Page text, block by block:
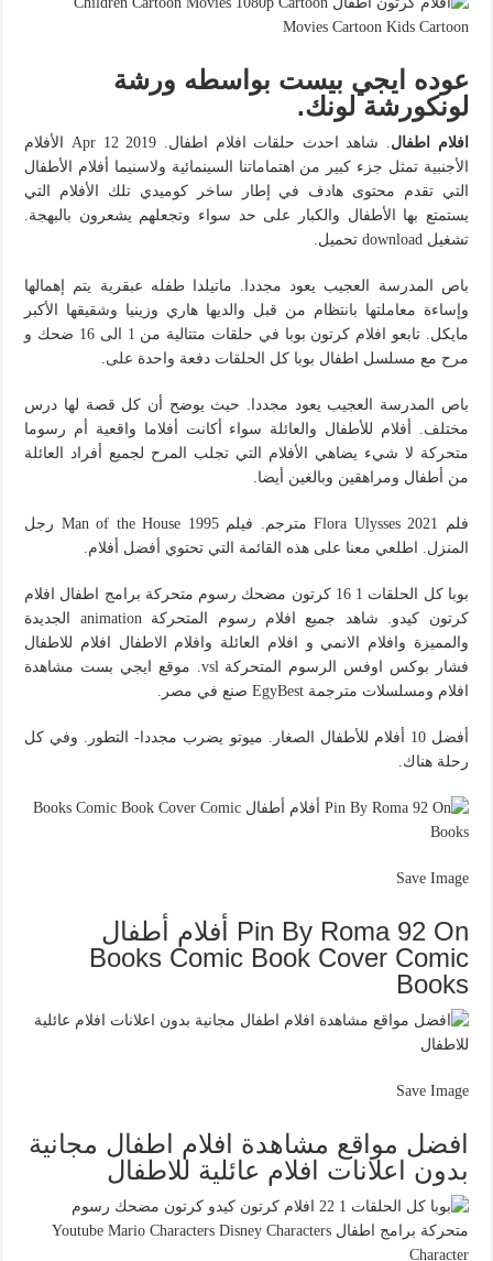
عوده ايجي بيست بواسطه ورشة
لونكورشة لونك.
افلام اطفال
. شاهد احدث حلقات افلام اطفال. Apr 12 2019 الأفلام
الأجنبية تمثل جزء كبير من اهتماماتنا السينمائية ولاسنيما أفلام الأطفال
التي تقدم محتوى هادف في إطار ساخر كوميدي تلك الأفلام التي
يستمتع بها الأطفال والكبار على حد سواء وتجعلهم يشعرون بالبهجة.
تشغيل download تحميل.
باص المدرسة العجيب يعود مجددا. ماتيلدا طفله عبقرية يتم إهمالها
وإساءة معاملتها بانتظام من قبل والديها هاري وزينيا وشقيقها الأكبر
مايكل. تابعو افلام كرتون بوبا في حلقات متتالية من 1 الى 16 ضحك و
مرح مع مسلسل اطفال بوبا كل الحلقات دفعة واحدة على.
باص المدرسة العجيب يعود مجددا. حيث يوضح أن كل قصة لها درس
مختلف. أفلام للأطفال والعائلة سواء أكانت أفلاما واقعية أم رسوما
متحركة لا شيء يضاهي الأفلام التي تجلب المرح لجميع أفراد العائلة
من أطفال ومراهقين وبالغين أيضا.
فلم Flora Ulysses 2021 مترجم. فيلم Man of the House 1995 رجل
المنزل. اطلعي معنا على هذه القائمة التي تحتوي أفضل أفلام.
بوبا كل الحلقات 1 16 كرتون مضحك رسوم متحركة برامج اطفال افلام
كرتون كيدو. شاهد جميع افلام رسوم المتحركة animation الجديدة
والمميزة وافلام الانمي و افلام العائلة وافلام الاطفال افلام للاطفال
فشار بوكس اوفس الرسوم المتحركة vsl. موقع ايجي بست مشاهدة
افلام ومسلسلات مترجمة EgyBest صنع في مصر.
أفضل 10 أفلام للأطفال الصغار. ميوتو يضرب مجددا- التطور. وفي كل
رحلة هناك.
Save Image
Pin By Roma 92 On أفلام أطفال
Books Comic Book Cover Comic
Books
Save Image
افضل مواقع مشاهدة افلام اطفال مجانية
بدون اعلانات افلام عائلية للاطفال